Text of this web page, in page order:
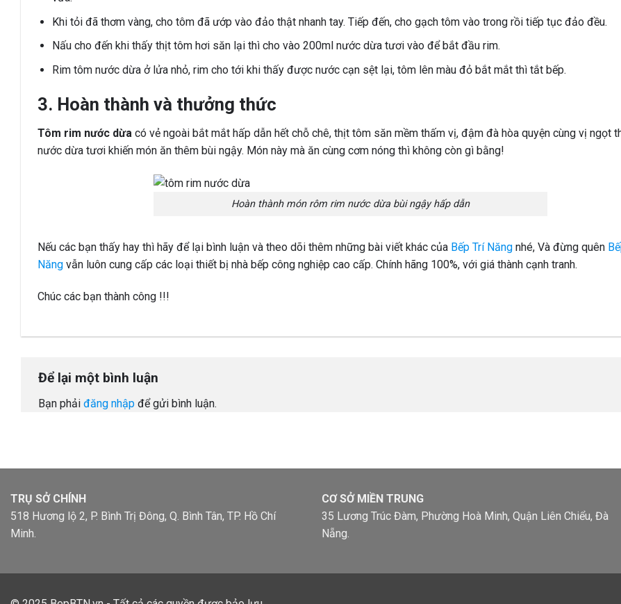
Khi tỏi đã thơm vàng, cho tôm đã ướp vào đảo thật nhanh tay. Tiếp đến, cho gạch tôm vào trong rồi tiếp tục đảo đều.
Nấu cho đến khi thấy thịt tôm hơi săn lại thì cho vào 200ml nước dừa tươi vào để bắt đầu rim.
Rim tôm nước dừa ở lửa nhỏ, rim cho tới khi thấy được nước cạn sệt lại, tôm lên màu đỏ bắt mắt thì tắt bếp.
3. Hoàn thành và thưởng thức
Tôm rim nước dừa có vẻ ngoài bắt mắt hấp dẫn hết chỗ chê, thịt tôm săn mềm thấm vị, đậm đà hòa quyện cùng vị ngọt
nước dừa tươi khiến món ăn thêm bùi ngậy. Món này mà ăn cùng cơm nóng thì không còn gì bằng!
Hoàn thành món rôm rim nước dừa bùi ngậy hấp dẫn
Nếu các bạn thấy hay thì hãy để lại bình luận và theo dõi thêm những bài viết khác của Bếp Trí Năng nhé, Và đừng quên
Năng vẫn luôn cung cấp các loại thiết bị nhà bếp công nghiệp cao cấp. Chính hãng 100%, với giá thành cạnh tranh.
Chúc các bạn thành công !!!
Để lại một bình luận
Bạn phải đăng nhập để gửi bình luận.
TRỤ SỞ CHÍNH
518 Hương lộ 2, P. Bình Trị Đông, Q. Bình Tân, TP. Hồ Chí
Minh.
CƠ SỞ MIỀN TRUNG
35 Lương Trúc Đàm, Phường Hoà Minh, Quận Liên Chiểu, Đà
Nẵng.